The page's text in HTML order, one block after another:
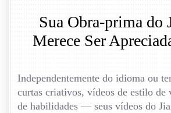
Sua Obra-prima do
Merece Ser
Independentemente do idioma ou
curtas criativos, vídeos de estilo de
de habilidades — seus vídeos do